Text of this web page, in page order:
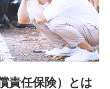
責任保険）とは